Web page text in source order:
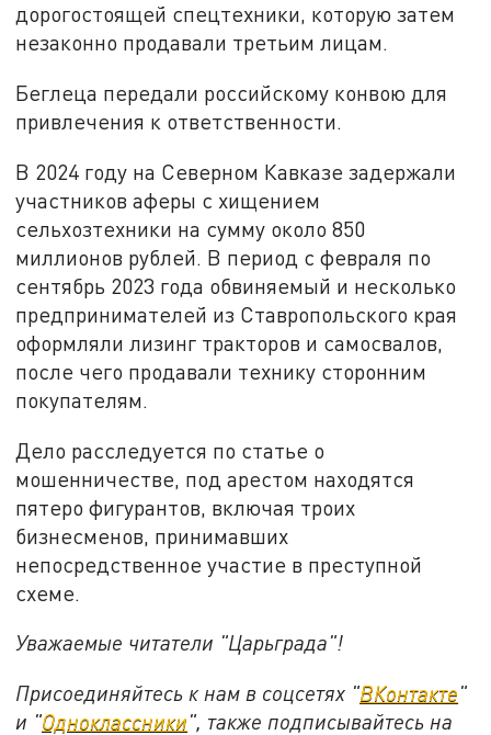
дорогостоящей спецтехники, которую затем
незаконно продавали третьим лицам.
Беглеца передали российскому конвою для
привлечения к ответственности.
В 2024 году на Северном Кавказе задержали
участников аферы с хищением
сельхозтехники на сумму около 850
миллионов рублей. В период с февраля по
сентябрь 2023 года обвиняемый и несколько
предпринимателей из Ставропольского края
оформляли лизинг тракторов и самосвалов,
после чего продавали технику сторонним
покупателям.
Дело расследуется по статье о
мошенничестве, под арестом находятся
пятеро фигурантов, включая троих
бизнесменов, принимавших
непосредственное участие в преступной
схеме.
Уважаемые читатели "Царьграда"!
Присоединяйтесь к нам в соцсетях "ВКонтакте"
и "Одноклассники", также подписывайтесь на